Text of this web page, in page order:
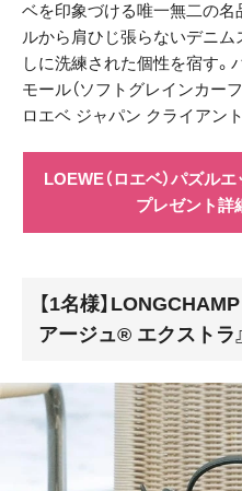
ベを印象づける唯一無二の名
ルから肩ひじ張らないデニム
しに洗練された個性を宿す。
モール（ソフトグレインカーフ
ロエベ ジャパン クライアント
LOEWE（ロエベ）パズル
プレゼント詳
【1名様】
アージュ® エクストラ